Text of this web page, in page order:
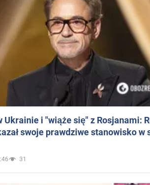
Ukrainie i "wiąże się" z Rosjanami:
swoje prawdziwe stanowisko w
31